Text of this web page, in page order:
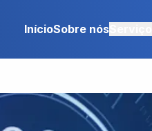
InícioSobre nósServiços